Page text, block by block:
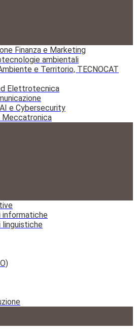
Finanza e Marketing
ambientali
e Territorio, TECNOCAT
Elettrotecnica
e Cybersecurity
Meccatronica
informatiche
linguistiche